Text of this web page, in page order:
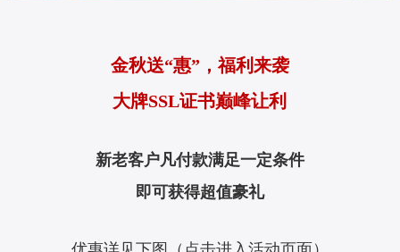
金秋送“惠”，福利来袭
大牌SSL证书巅峰让利
新老客户凡付款满足一定条件
即可获得超值豪礼